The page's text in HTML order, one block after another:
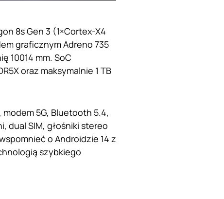
8s Gen 3 (1×Cortex-X4
graficznym Adreno 735
10014 mm. SoC
oraz maksymalnie 1 TB
5G, Bluetooth 5.4,
dual SIM, głośniki stereo
o Androidzie 14 z
szybkiego